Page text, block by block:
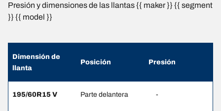
Presión y dimensiones de las llantas {{ maker }} {{ segment
}} {{ model }}
Dimensión de
llanta
Posición Presión
195/60R15 V Parte delantera -